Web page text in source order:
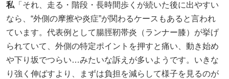
私「それ、走る・階段・長時間歩くが続いた後に出やすい
なら、“外側の摩擦や炎症”が関わるケースもあると言われ
ています。代表例として腸脛靭帯炎（ランナー膝）が挙げ
られていて、外側の特定ポイントを押すと痛い、動き始め
や下り坂でつらい…みたいな訴えが多いようです。いきな
り強く伸ばすより、まずは負担を減らして様子を見るのが